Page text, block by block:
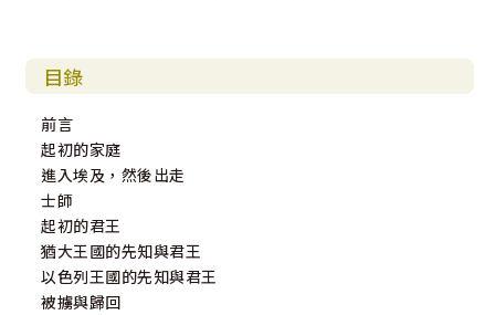
目錄
前言
起初的家庭
進入埃及，然後出走
士師
起初的君王
猶大王國的先知與君王
以色列王國的先知與君王
被擄與歸回